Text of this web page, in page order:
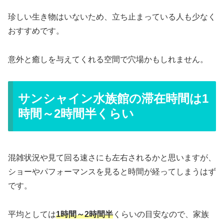
珍しい生き物はいないため、立ち止まっている人も少なく
おすすめです。
意外と癒しを与えてくれる空間で穴場かもしれません。
サンシャイン水族館の滞在時間は1
時間～2時間半くらい
混雑状況や見て回る速さにも左右されるかと思いますが、
ショーやパフォーマンスを見ると時間が経ってしまうはず
です。
平均としては1時間～2時間半 くらいの目安なので、家族